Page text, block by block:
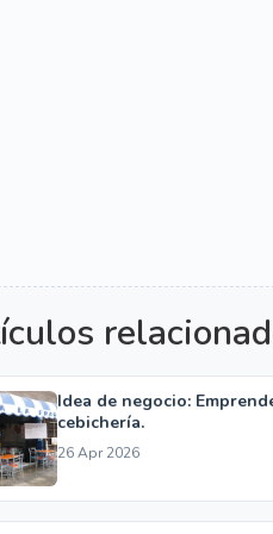
Idea de negocio:
cebichería.
26 Apr 2026